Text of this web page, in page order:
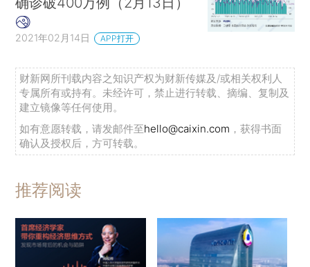
2021年02月14日 APP打开
财新网所刊载内容之知识产权为财新传媒及/或相关权利人
专属所有或持有。未经许可，禁止进行转载、摘编、复制及
建立镜像等任何使用。
如有意愿转载，请发邮件至hello@caixin.com ，获得书面
确认及授权后，方可转载。
推荐阅读